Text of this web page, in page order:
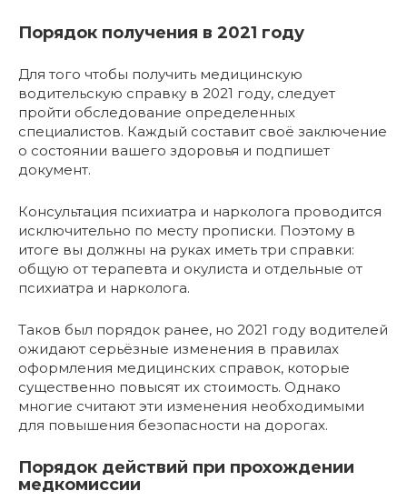
Порядок получения в 2021 году
Для того чтобы получить медицинскую
водительскую справку в 2021 году, следует
пройти обследование определенных
специалистов. Каждый составит своё заключение
о состоянии вашего здоровья и подпишет
документ.
Консультация психиатра и нарколога проводится
исключительно по месту прописки. Поэтому в
итоге вы должны на руках иметь три справки:
общую от терапевта и окулиста и отдельные от
психиатра и нарколога.
Таков был порядок ранее, но 2021 году водителей
ожидают серьёзные изменения в правилах
оформления медицинских справок, которые
существенно повысят их стоимость. Однако
многие считают эти изменения необходимыми
для повышения безопасности на дорогах.
Порядок действий при прохождении
медкомиссии